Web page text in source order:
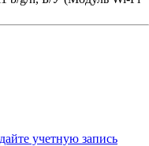
учетную запись